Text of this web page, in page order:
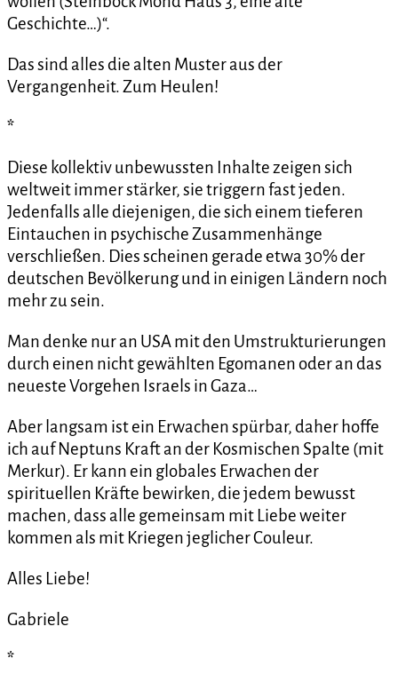
Geschichte…)“.
Das sind alles die alten Muster aus der
Vergangenheit. Zum Heulen!
*
Diese kollektiv unbewussten Inhalte zeigen sich
weltweit immer stärker, sie triggern fast jeden.
Jedenfalls alle diejenigen, die sich einem tieferen
Eintauchen in psychische Zusammenhänge
verschließen. Dies scheinen gerade etwa 30% der
deutschen Bevölkerung und in einigen Ländern noch
mehr zu sein.
Man denke nur an USA mit den Umstrukturierungen
durch einen nicht gewählten Egomanen oder an das
neueste Vorgehen Israels in Gaza…
Aber langsam ist ein Erwachen spürbar, daher hoffe
ich auf Neptuns Kraft an der Kosmischen Spalte (mit
Merkur). Er kann ein globales Erwachen der
spirituellen Kräfte bewirken, die jedem bewusst
machen, dass alle gemeinsam mit Liebe weiter
kommen als mit Kriegen jeglicher Couleur.
Alles Liebe!
Gabriele
*